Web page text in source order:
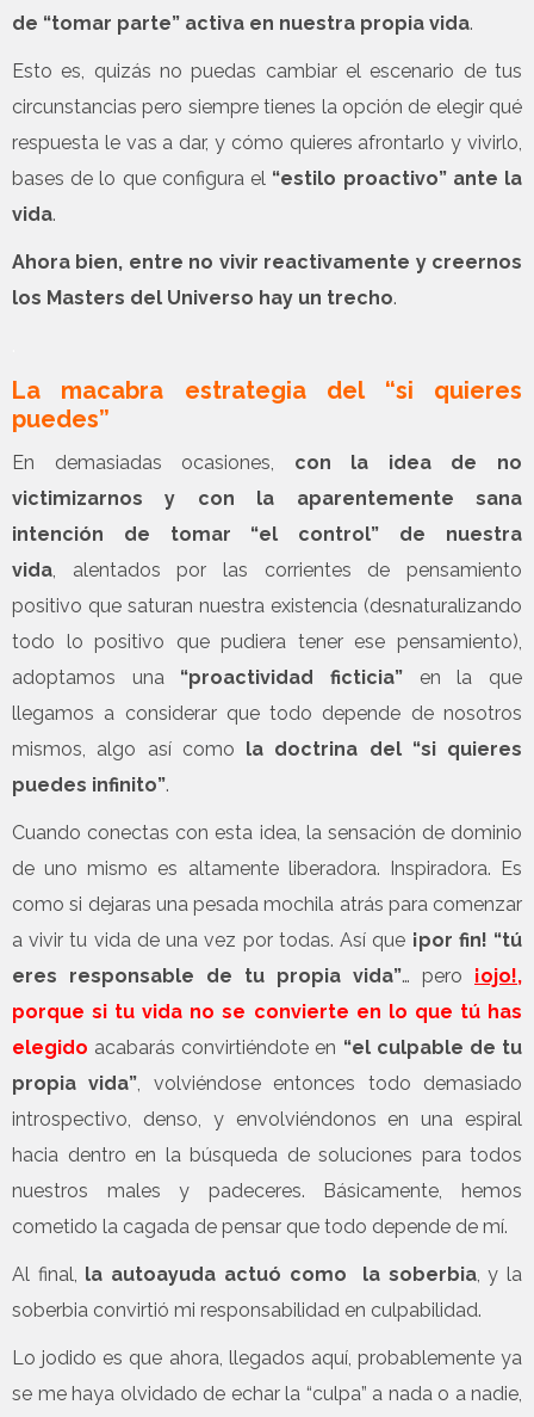
de “tomar parte” activa en nuestra propia vida.
Esto es, quizás no puedas cambiar el escenario de tus
circunstancias pero siempre tienes la opción de elegir qué
respuesta le vas a dar, y cómo quieres afrontarlo y vivirlo,
bases de lo que configura el “estilo proactivo” ante la
vida.
Ahora bien, entre no vivir reactivamente y creernos
los Masters del Universo hay un trecho.
La macabra estrategia del “si quieres
puedes”
En demasiadas ocasiones, con la idea de no
victimizarnos y con la aparentemente sana
intención de tomar “el control” de nuestra
vida, alentados por las corrientes de pensamiento
positivo que saturan nuestra existencia (desnaturalizando
todo lo positivo que pudiera tener ese pensamiento),
adoptamos una “proactividad ficticia” en la que
llegamos a considerar que todo depende de nosotros
mismos, algo así como la doctrina del “si quieres
puedes infinito”.
Cuando conectas con esta idea, la sensación de dominio
de uno mismo es altamente liberadora. Inspiradora. Es
como si dejaras una pesada mochila atrás para comenzar
a vivir tu vida de una vez por todas. Así que ¡por fin! “tú
eres responsable de tu propia vida”… pero ¡ojo!,
porque si tu vida no se convierte en lo que tú has
elegido acabarás convirtiéndote en “el culpable de tu
propia vida”, volviéndose entonces todo demasiado
introspectivo, denso, y envolviéndonos en una espiral
hacia dentro en la búsqueda de soluciones para todos
nuestros males y padeceres. Básicamente, hemos
cometido la cagada de pensar que todo depende de mí.
Al final, la autoayuda actuó como la soberbia, y la
soberbia convirtió mi responsabilidad en culpabilidad.
Lo jodido es que ahora, llegados aquí, probablemente ya
se me haya olvidado de echar la “culpa” a nada o a nadie,